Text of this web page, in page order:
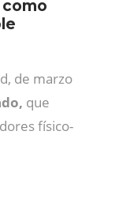
de marzo
que
físico-